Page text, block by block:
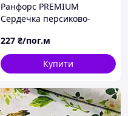
Ранфорс PREMIUM
Сердечка персиково-
227 ₴/пог.м
Купити